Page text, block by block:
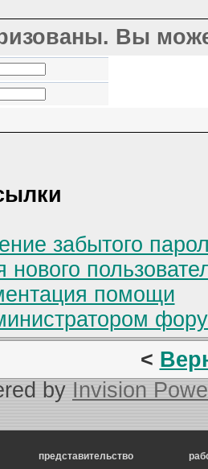
Вы
забытого
нового
помощи
<
by Invision
представительство